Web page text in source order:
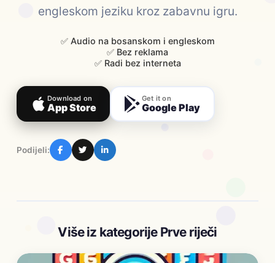
engleskom jeziku kroz zabavnu igru.
✅ Audio na bosanskom i engleskom
✅ Bez reklama
✅ Radi bez interneta
Download on
App Store
Get it on
Google Play
Podijeli:
Više iz kategorije Prve riječi